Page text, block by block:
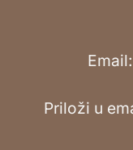
Email:
Priloži u